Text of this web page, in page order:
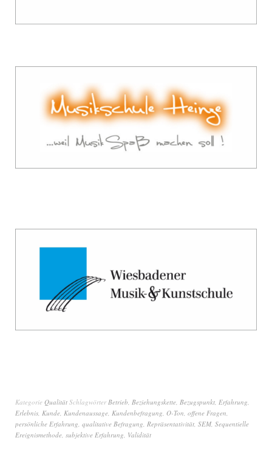
Kategorie Qualität Schlagwörter Betrieb Beziehungskette Bezugspunkt Erfahrung
Erlebnis Kunde Kundenaussage Kundenbefragung O-Ton offene Fragen
persönliche Erfahrung qualitative Befragung Repräsentativität SEM Sequentielle
Ereignismethode subjektive Erfahrung Validität